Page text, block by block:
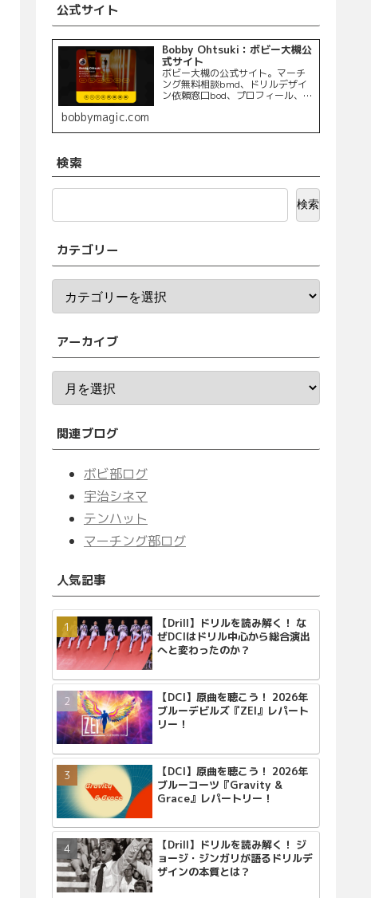
公式サイト
Bobby Ohtsuki：ボビー大槻公
式サイト
ボビー大槻の公式サイト。マーチ
ング無料相談bmd、ドリルデザイ
ン依頼窓口bod、プロフィール、制
bobbymagic.com
検索
検索
カテゴリー
アーカイブ
関連ブログ
ボビ部ログ
宇治シネマ
テンハット
マーチング部ログ
人気記事
【Drill】ドリルを読み解く！ な
ぜDCIはドリル中心から総合演出
へと変わったのか？
【DCI】原曲を聴こう！ 2026年
ブルーデビルズ『ZEI』レパート
リー！
【DCI】原曲を聴こう！ 2026年
ブルーコーツ『Gravity &
Grace』レパートリー！
【Drill】ドリルを読み解く！ ジ
ョージ・ジンガリが語るドリルデ
ザインの本質とは？